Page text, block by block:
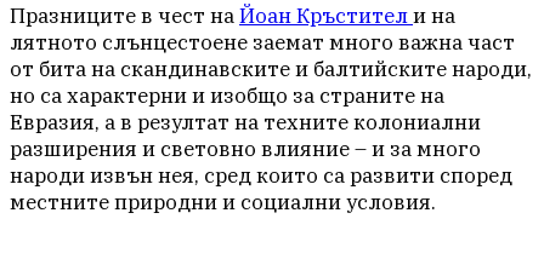
Празниците в чест наЙоан Кръстители на
лятното слънцестоене заемат много важна част
от бита на скандинавските и балтийските народи,
но са характерни и изобщо за страните на
Евразия, а в резултат на техните колониални
разширения и световно влияние – и за много
народи извън нея, сред които са развити според
местните природни и социални условия.